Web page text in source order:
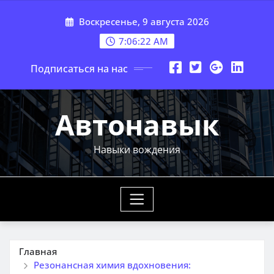
Воскресенье, 9 августа 2026
7:06:23 AM
Подписаться на нас
Автонавык
Навыки вождения
Главная
Резонансная химия вдохновения: